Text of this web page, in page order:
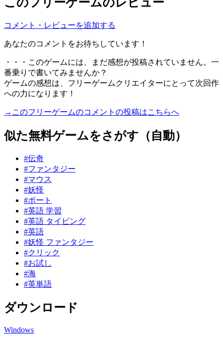
コメント・レビューを追加する
あなたのコメントをお待ちしています！
・・・このゲームには、まだ感想が投稿されていません。一
番乗りで書いてみませんか？
ゲームの感想は、フリーゲームクリエイターにとって次回作
への力になります！
→このフリーゲームのコメントの投稿はこちらへ
似た無料ゲームをさがす（自動）
#伝奇
#ファンタジー
#マウス
#妖怪
#ボート
#英語 学習
#英語 タイピング
#英語
#妖怪 ファンタジー
#クリック
#お試し
#海
#英単語
ダウンロード
Windows